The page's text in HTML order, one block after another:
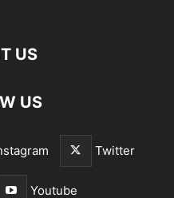
US
US
Twitter
Youtube